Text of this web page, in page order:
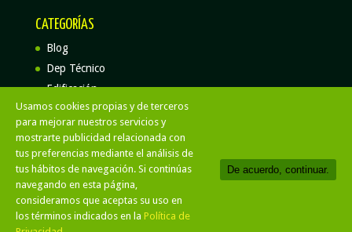
CATEGORÍAS
Blog
Dep Técnico
Edificación
Aviso Legal
Politica de privacidad
Politica de cookies
Activa Construcciones y Rehabilitación
Usamos cookies propias y de terceros
para mejorar nuestros servicios y
mostrarte publicidad relacionada con
tus preferencias mediante el análisis de
tus hábitos de navegación. Si continúas
navegando en esta página,
consideramos que aceptas su uso en
los términos indicados en la Política de
De acuerdo, continuar.